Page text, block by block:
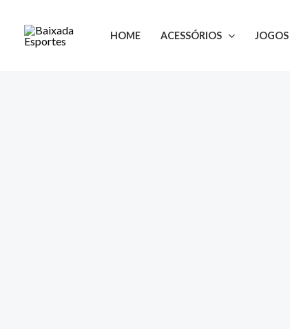
HOME ACESSÓRIOS JOGOS